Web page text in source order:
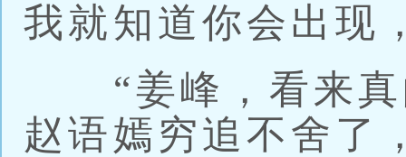
我就知道你会出现
“姜峰，看来真
赵语嫣穷追不舍了